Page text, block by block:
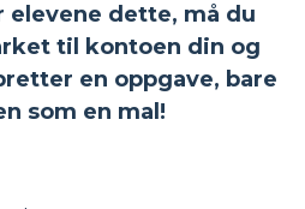
elevene dette, må du
til kontoen din og
en oppgave, bare
som en mal!